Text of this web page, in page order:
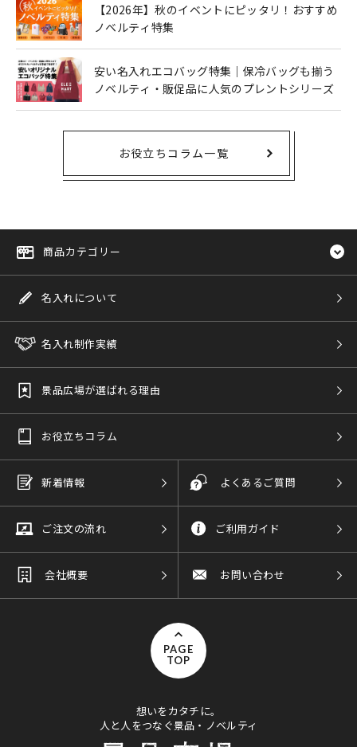
【2026年】秋のイベントにピッタリ！おすすめ
ノベルティ特集
安い名入れエコバッグ特集｜保冷バッグも揃う
ノベルティ・販促品に人気のプレントシリーズ
お役立ちコラム一覧
商品カテゴリー
名入れについて
名入れ制作実績
景品広場が選ばれる理由
お役立ちコラム
新着情報 よくあるご質問
ご注文の流れ ご利用ガイド
会社概要 お問い合わせ
PAGE
TOP
想いをカタチに。
人と人をつなぐ景品・ノベルティ